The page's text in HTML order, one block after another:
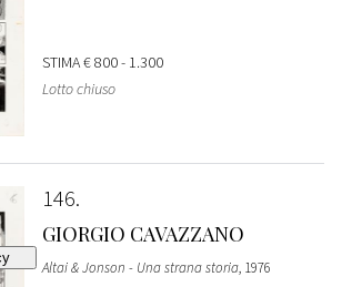
STIMA€ 800 - 1.300
Lotto chiuso
146
GIORGIO CAVAZZANO
Altai & Jonson - Una strana storia, 1976